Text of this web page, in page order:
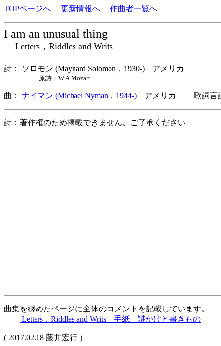
TOPページへ 更新情報へ 作曲者一覧へ
I am an unusual thing
Letters，Riddles and Writs
詩： ソロモン (Maynard Solomon，1930-) アメリカ
原詩：W.A.Mozart
曲： ナイマン (Michael Nyman，1944-) アメリカ 歌詞言
詩：著作権のため掲載できません。ご了承ください
曲集を纏めたページに全体のコメントを記載しています。
Letters，Riddles and Writs 手紙 謎かけと書きもの
( 2017.02.18 藤井宏行 ）